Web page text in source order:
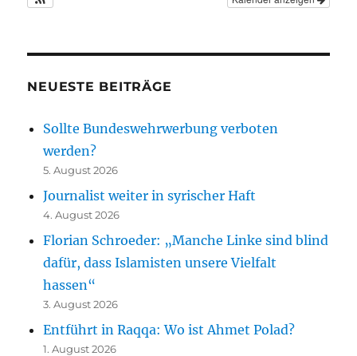
NEUESTE BEITRÄGE
Sollte Bundeswehrwerbung verboten
werden?
5. August 2026
Journalist weiter in syrischer Haft
4. August 2026
Florian Schroeder: „Manche Linke sind blind
dafür, dass Islamisten unsere Vielfalt
hassen“
3. August 2026
Entführt in Raqqa: Wo ist Ahmet Polad?
1. August 2026